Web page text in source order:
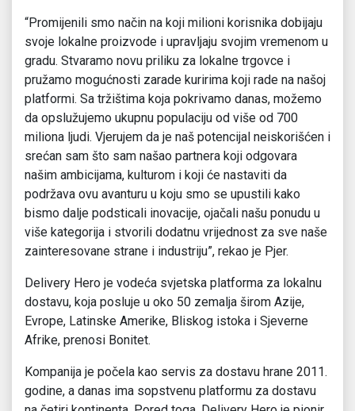
“Promijenili smo način na koji milioni korisnika dobijaju
svoje lokalne proizvode i upravljaju svojim vremenom u
gradu. Stvaramo novu priliku za lokalne trgovce i
pružamo mogućnosti zarade kuririma koji rade na našoj
platformi. Sa tržištima koja pokrivamo danas, možemo
da opslužujemo ukupnu populaciju od više od 700
miliona ljudi. Vjerujem da je naš potencijal neiskorišćen i
srećan sam što sam našao partnera koji odgovara
našim ambicijama, kulturom i koji će nastaviti da
podržava ovu avanturu u koju smo se upustili kako
bismo dalje podsticali inovacije, ojačali našu ponudu u
više kategorija i stvorili dodatnu vrijednost za sve naše
zainteresovane strane i industriju”, rekao je Pjer.
Delivery Hero je vodeća svjetska platforma za lokalnu
dostavu, koja posluje u oko 50 zemalja širom Azije,
Evrope, Latinske Amerike, Bliskog istoka i Sjeverne
Afrike, prenosi Bonitet.
Kompanija je počela kao servis za dostavu hrane 2011.
godine, a danas ima sopstvenu platformu za dostavu